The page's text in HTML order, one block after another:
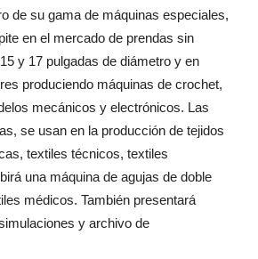
de su gama de máquinas especiales,
en el mercado de prendas sin
y 17 pulgadas de diámetro y en
produciendo máquinas de crochet,
mecánicos y electrónicos. Las
se usan en la producción de tejidos
textiles técnicos, textiles
una máquina de agujas de doble
médicos. También presentará
y archivo de